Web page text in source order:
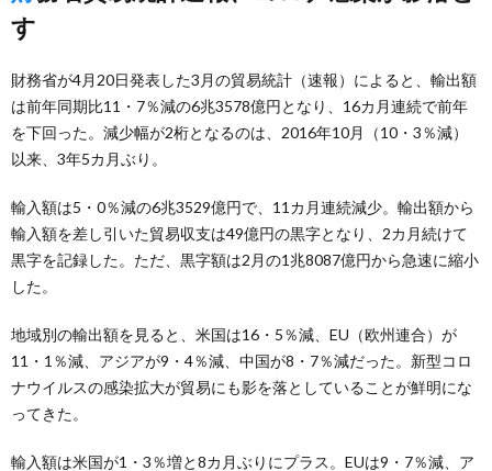
す
財務省が4月20日発表した3月の貿易統計（速報）によると、輸出額
は前年同期比11・7％減の6兆3578億円となり、16カ月連続で前年
を下回った。減少幅が2桁となるのは、2016年10月（10・3％減）
以来、3年5カ月ぶり。
輸入額は5・0％減の6兆3529億円で、11カ月連続減少。輸出額から
輸入額を差し引いた貿易収支は49億円の黒字となり、2カ月続けて
黒字を記録した。ただ、黒字額は2月の1兆8087億円から急速に縮小
した。
地域別の輸出額を見ると、米国は16・5％減、EU（欧州連合）が
11・1％減、アジアが9・4％減、中国が8・7％減だった。新型コロ
ナウイルスの感染拡大が貿易にも影を落としていることが鮮明にな
ってきた。
輸入額は米国が1・3％増と8カ月ぶりにプラス。EUは9・7％減、ア